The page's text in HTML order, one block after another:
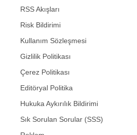
RSS Akışları
Risk Bildirimi
Kullanım Sözleşmesi
Gizlilik Politikası
Çerez Politikası
Editöryal Politika
Hukuka Aykırılık Bildirimi
Sık Sorulan Sorular (SSS)